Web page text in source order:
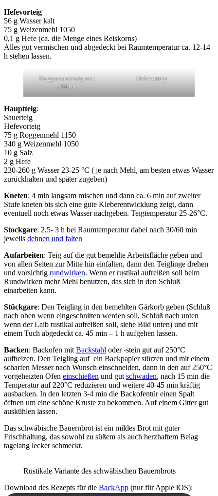
Hefevorteig
56 g Wasser kalt
75 g Weizenmehl 1050
0,1 g Hefe (ca. die Menge eines Reiskorns)
Alles gut vermischen und abgedeckt bei Raumtemperatur ca. 12-14
h stehen lassen.
Roggensauerteig mit
Altbrot
Hefevorteig
Hauptteig:
Sauerteig
Hefevorteig
75 g Roggenmehl 1150
340 g Weizenmehl 1050
10 g Salz
2 g Hefe
230-260 g Wasser 23-25 °C ( je nach Mehl, am besten etwas Wasser
zurückhalten und später zugeben)
Kneten: 4 min langsam mischen und dann ca. 6 min auf zweiter
Stufe kneten bis sich eine gute Kleberentwicklung zeigt, dann
eventuell noch etwas Wasser nachgeben. Teigtemperatur 25-26°C.
Stockgare: 2,5- 3 h bei Raumtemperatur dabei nach 30/60 min
jeweils dehnen und falten
Aufarbeiten: Teig auf die gut bemehlte Arbeitsfläche geben und
von allen Seiten zur Mitte hin einfalten, dann den Teiglinge drehen
und vorsichtig rundwirken. Wenn er rustikal aufreißen soll beim
Rundwirken mehr Mehl benutzen, das sich in den Schluß
einarbeiten kann.
Stückgare: Den Teigling in den bemehlten Gärkorb geben (Schluß
nach oben wenn eingeschnitten werden soll, Schluß nach unten
wenn der Laib rustikal aufreißen soll, siehe Bild unten) und mit
einem Tuch abgedeckt ca. 45 min – 1 h aufgehen lassen.
Backen: Backofen mit Backstahl oder -stein gut auf 250°C
aufheizen. Den Teigling auf ein Backpapier stürzen und mit einem
scharfen Messer nach Wunsch einschneiden, dann in den auf 250°C
vorgeheizten Ofen einschießen und gut schwaden, nach 15 min die
Temperatur auf 220°C reduzieren und weitere 40-45 min kräftig
ausbacken. In den letzten 3-4 min die Backofentür einen Spalt
öffnen um eine schöne Kruste zu bekommen. Auf einem Gitter gut
auskühlen lassen.
Das schwäbische Bauernbrot ist ein mildes Brot mit guter
Frischhaltung, das sowohl zu süßem als auch herzhaftem Belag
tagelang lecker schmeckt.
Rustikale Variante des schwäbischen Bauernbrots
Download des Rezepts für die BackApp (nur für Apple iOS):